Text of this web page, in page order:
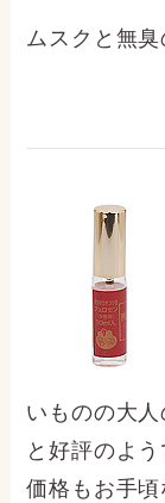
ムスクと無臭
いものの大
と好評のよう
価格もお手